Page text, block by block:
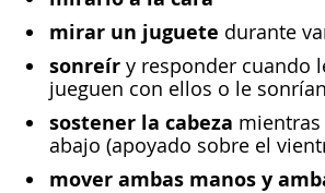
mirar un juguete durante
sonreír y responder cuando
jueguen con ellos o le
sostener la cabeza mientras
abajo (apoyado sobre el
mover ambas manos y